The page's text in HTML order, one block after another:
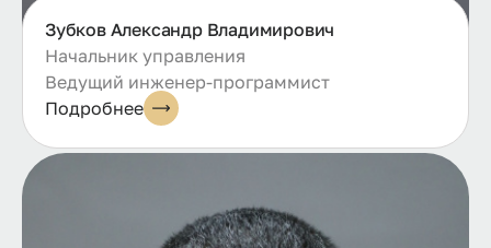
Зубков Александр Владимирович
Начальник управления
Ведущий инженер-программист
Подробнее